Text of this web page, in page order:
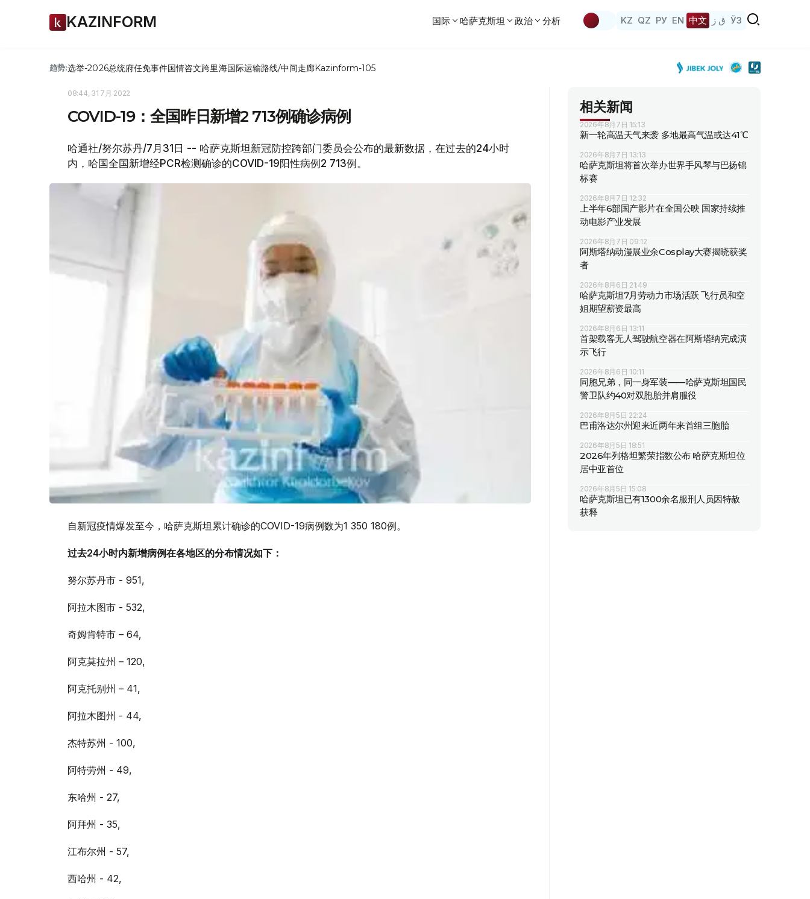
KAZINFORM 国际 哈萨克斯坦 政治 分析 KZ QZ РУ EN 中文 ق ز ЎЗ
趋势:选举-2026总统府任免事件国情咨文跨里海国际运输路线/中间走廊Kazinform-105
08:44, 31 7月 2022
COVID-19：全国昨日新增2 713例确诊病例
哈通社/努尔苏丹/7月31日 -- 哈萨克斯坦新冠防控跨部门委员会公布的最新数据，在过去的24小时
内，哈国全国新增经PCR检测确诊的COVID-19阳性病例2 713例。
自新冠疫情爆发至今，哈萨克斯坦累计确诊的COVID-19病例数为1 350 180例。
过去24小时内新增病例在各地区的分布情况如下：
努尔苏丹市 - 951,
阿拉木图市 - 532,
奇姆肯特市 – 64,
阿克莫拉州 – 120,
阿克托别州 – 41,
阿拉木图州 - 44,
杰特苏州 - 100,
阿特劳州 - 49,
东哈州 - 27,
阿拜州 - 35,
江布尔州 - 57,
西哈州 - 42,
相关新闻
2026年8月7日 15:13
新一轮高温天气来袭 多地最高气温或达41℃
2026年8月7日 13:13
哈萨克斯坦将首次举办世界手风琴与巴扬锦
标赛
2026年8月7日 12:32
上半年6部国产影片在全国公映 国家持续推
动电影产业发展
2026年8月7日 09:12
阿斯塔纳动漫展业余Cosplay大赛揭晓获奖
者
2026年8月6日 21:49
哈萨克斯坦7月劳动力市场活跃 飞行员和空
姐期望薪资最高
2026年8月6日 13:11
首架载客无人驾驶航空器在阿斯塔纳完成演
示飞行
2026年8月6日 10:11
同胞兄弟，同一身军装——哈萨克斯坦国民
警卫队约40对双胞胎并肩服役
2026年8月5日 22:24
巴甫洛达尔州迎来近两年来首组三胞胎
2026年8月5日 18:51
2026年列格坦繁荣指数公布 哈萨克斯坦位
居中亚首位
2026年8月5日 15:08
哈萨克斯坦已有1300余名服刑人员因特赦
获释